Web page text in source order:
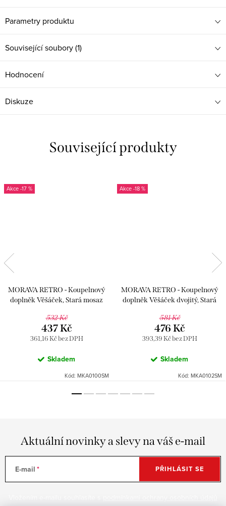
Parametry produktu
Související soubory (1)
Hodnocení
Diskuze
Související produkty
-17 %
MORAVA RETRO - Koupelnový
doplněk Věšáček, Stará mosaz
Slezák
532 Kč
361,16 Kč bez DPH
437 Kč
Skladem
Kód: MKA0100SM
-18 %
MORAVA RETRO - Koupelnový
doplněk Věšáček dvojitý, Stará
Slezák
581 Kč
393,39 Kč bez DPH
476 Kč
Skladem
Kód: MKA0102SM
Aktuální novinky a slevy na váš e-mail
E-mail PŘIHLÁSIT SE